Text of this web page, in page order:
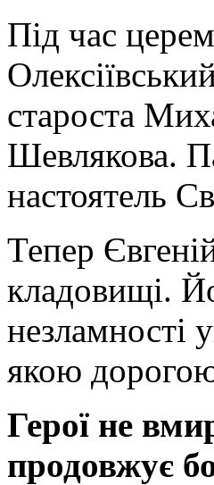
Під час
староста
Шевлякова.
настоятель
Тепер
кладовищі.
незламності
якою
Герої не
продовжує